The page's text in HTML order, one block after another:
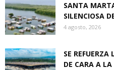
SANTA
SILENCIOSA
4 agosto, 2026
SE
DE CARA A